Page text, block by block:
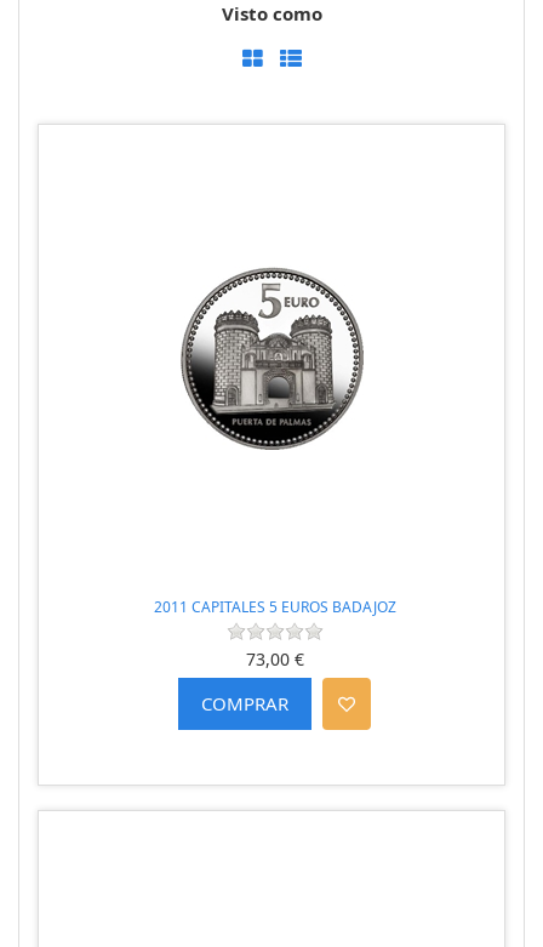
Visto como
2011 CAPITALES 5 EUROS BADAJOZ
73,00 €